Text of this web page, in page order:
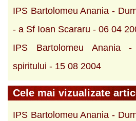
IPS Bartolomeu Anania -
- a Sf Ioan Scararu - 06 04
IPS Bartolomeu Anania -
spiritului - 15 08 2004
Cele mai vizualizate
IPS Bartolomeu Anania -